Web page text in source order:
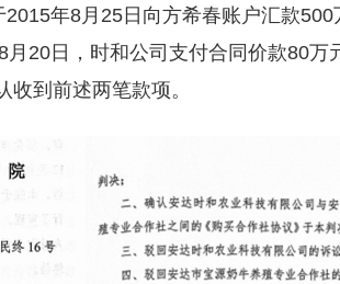
年8月25日向方希春账户汇款500
20日，时和公司支付合同价款80万
到前述两笔款项。